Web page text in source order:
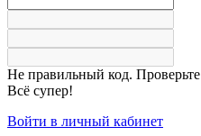
Не правильный код.
Всё супер!
Войти в личный кабинет